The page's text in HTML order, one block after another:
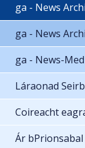
ga - News
ga - News
ga - News-
Láraonad
Coireacht
Ár